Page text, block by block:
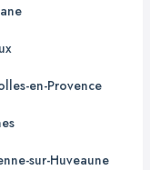
en-Provence
sur-Huveaune